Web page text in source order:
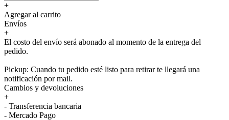
+
Agregar al carrito
Envíos
+
El costo del envío será abonado al momento de la entrega del
pedido.
Pickup: Cuando tu pedido esté listo para retirar te llegará una
notificación por mail.
Cambios y devoluciones
+
- Transferencia bancaria
- Mercado Pago